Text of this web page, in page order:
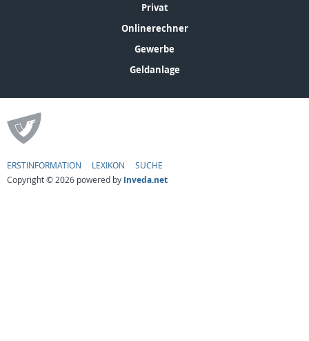
Privat
Onlinerechner
Gewerbe
Geldanlage
ERSTINFORMATION LEXIKON
SUCHE
Copyright © 2026 powered by Inveda.net